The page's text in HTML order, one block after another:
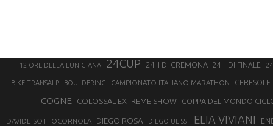
12 ORE DELLA LUNIGIANA 24CUP 24H DI CREMONA 24H DI FINALE
BIKE TRANSALP BOULDERING CAMPIONATO ITALIANO MARATHON CERESOLE
COGNE COLOSSAL EXTREME SHOW COPPA DEL MONDO
DAVIDE SOTTOCORNOLA DIEGO ROSA DIEGO ULISSI ELIA VIVIANI